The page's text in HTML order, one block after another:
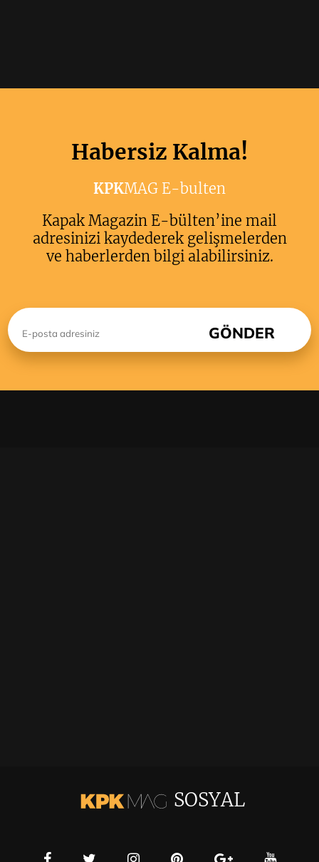
Habersiz Kalma!
KPKMAG E-bulten
Kapak Magazin E-bülten’ine mail
adresinizi kaydederek gelişmelerden
ve haberlerden bilgi alabilirsiniz.
SOSYAL